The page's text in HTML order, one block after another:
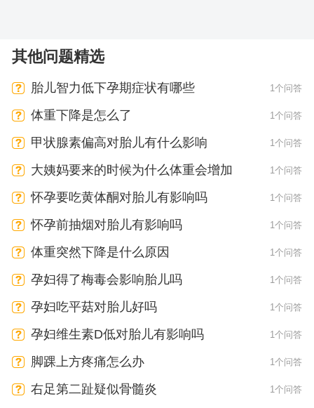
其他问题精选
胎儿智力低下孕期症状有哪些 1个问答
体重下降是怎么了 1个问答
甲状腺素偏高对胎儿有什么影响 1个问答
大姨妈要来的时候为什么体重会增加 1个问答
怀孕要吃黄体酮对胎儿有影响吗 1个问答
怀孕前抽烟对胎儿有影响吗 1个问答
体重突然下降是什么原因 1个问答
孕妇得了梅毒会影响胎儿吗 1个问答
孕妇吃平菇对胎儿好吗 1个问答
孕妇维生素D低对胎儿有影响吗 1个问答
脚踝上方疼痛怎么办 1个问答
右足第二趾疑似骨髓炎 1个问答